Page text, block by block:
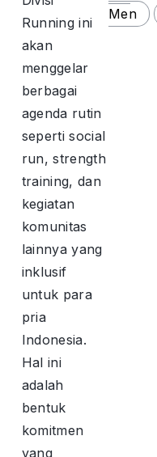
Running ini
akan
menggelar
berbagai
agenda rutin
seperti social
run, strength
training, dan
kegiatan
komunitas
lainnya yang
inklusif
untuk para
pria
Indonesia.
Hal ini
adalah
bentuk
komitmen
yang
Men